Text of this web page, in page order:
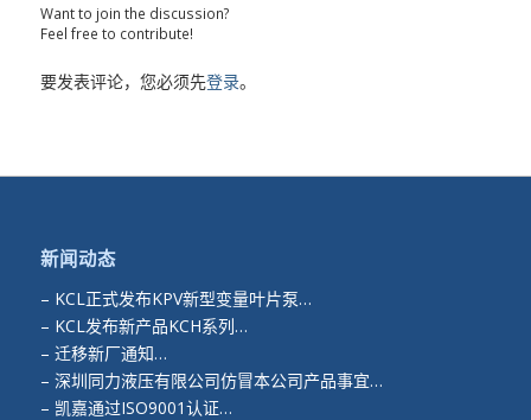
Want to join the discussion?
Feel free to contribute!
要发表评论，您必须先登录。
新闻动态
– KCL正式发布KPV新型变量叶片泵…
– KCL发布新产品KCH系列…
– 迁移新厂通知…
– 深圳同力液压有限公司仿冒本公司产品事宜…
– 凯嘉通过ISO9001认证…